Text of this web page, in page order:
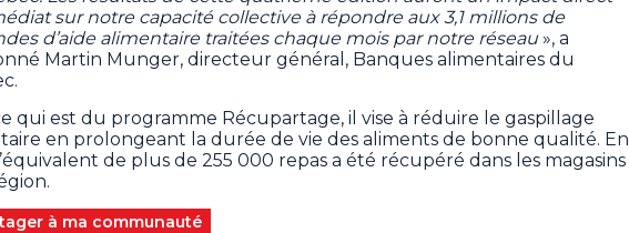
sur notre capacité collective à répondre aux 3,1 millions de
d’aide alimentaire traitées chaque mois par notre réseau », a
Martin Munger, directeur général, Banques alimentaires du
qui est du programme Récupartage, il vise à réduire le gaspillage
en prolongeant la durée de vie des aliments de bonne qualité. En
de plus de 255 000 repas a été récupéré dans les magasins
à ma communauté